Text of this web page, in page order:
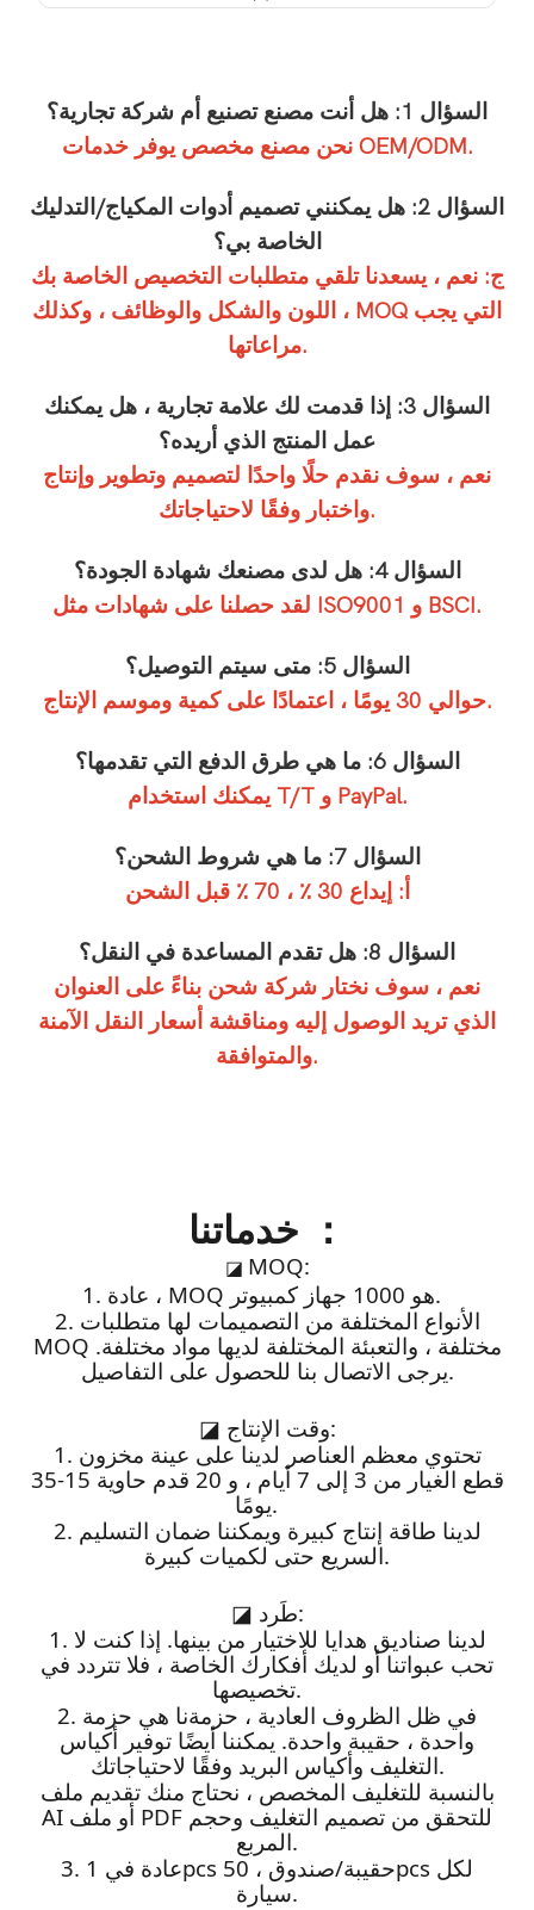
السؤال 1: هل أنت مصنع تصنيع أم شركة تجارية؟
نحن مصنع مخصص يوفر خدمات OEM/ODM.
السؤال 2: هل يمكنني تصميم أدوات المكياج/التدليك
الخاصة بي؟
ج: نعم ، يسعدنا تلقي متطلبات التخصيص الخاصة بك
، اللون والشكل والوظائف ، وكذلك MOQ التي يجب
مراعاتها.
السؤال 3: إذا قدمت لك علامة تجارية ، هل يمكنك
عمل المنتج الذي أريده؟
نعم ، سوف نقدم حلًا واحدًا لتصميم وتطوير وإنتاج
واختبار وفقًا لاحتياجاتك.
السؤال 4: هل لدى مصنعك شهادة الجودة؟
لقد حصلنا على شهادات مثل ISO9001 و BSCI.
السؤال 5: متى سيتم التوصيل؟
حوالي 30 يومًا ، اعتمادًا على كمية وموسم الإنتاج.
السؤال 6: ما هي طرق الدفع التي تقدمها؟
يمكنك استخدام T/T و PayPal.
السؤال 7: ما هي شروط الشحن؟
أ: إيداع 30 ٪ ، 70 ٪ قبل الشحن
السؤال 8: هل تقدم المساعدة في النقل؟
نعم ، سوف نختار شركة شحن بناءً على العنوان
الذي تريد الوصول إليه ومناقشة أسعار النقل الآمنة
والمتوافقة.
خدماتنا ：
◪ MOQ:
1. عادة ، MOQ هو 1000 جهاز كمبيوتر.
2. الأنواع المختلفة من التصميمات لها متطلبات
MOQ مختلفة ، والتعبئة المختلفة لديها مواد مختلفة.
يرجى الاتصال بنا للحصول على التفاصيل.
◪
وقت الإنتاج:
1. تحتوي معظم العناصر لدينا على عينة مخزون
قطع الغيار من 3 إلى 7 أيام ، و 20 قدم حاوية 15-35
يومًا.
2. لدينا طاقة إنتاج كبيرة ويمكننا ضمان التسليم
السريع حتى لكميات كبيرة.
◪
طَرد:
1. لدينا صناديق هدايا للاختيار من بينها. إذا كنت لا
تحب عبواتنا أو لديك أفكارك الخاصة ، فلا تتردد في
تخصيصها.
2. في ظل الظروف العادية ، حزمةنا هي حزمة
واحدة ، حقيبة واحدة. يمكننا أيضًا توفير أكياس
التغليف وأكياس البريد وفقًا لاحتياجاتك.
بالنسبة للتغليف المخصص ، نحتاج منك تقديم ملف
AI أو ملف PDF للتحقق من تصميم التغليف وحجم
المربع.
3. عادة في 1pcs حقيبة/صندوق ، 50pcs لكل
سيارة.